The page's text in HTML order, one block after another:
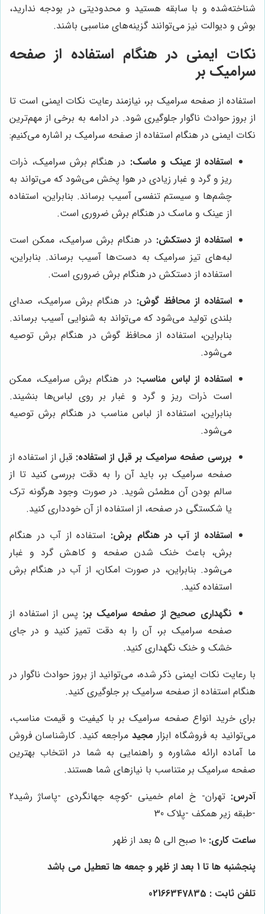
شناخته‌شده و با سابقه هستید و محدودیتی در بودجه ندارید،
بوش و دیوالت نیز می‌توانند گزینه‌های مناسبی باشند.
نکات ایمنی در هنگام استفاده از صفحه
سرامیک بر
استفاده از صفحه سرامیک بر، نیازمند رعایت نکات ایمنی است تا
از بروز حوادث ناگوار جلوگیری شود. در ادامه به برخی از مهم‌ترین
نکات ایمنی در هنگام استفاده از صفحه سرامیک بر اشاره می‌کنیم:
استفاده از عینک و ماسک: در هنگام برش سرامیک، ذرات
ریز و گرد و غبار زیادی در هوا پخش می‌شود که می‌تواند به
چشم‌ها و سیستم تنفسی آسیب برساند. بنابراین، استفاده
از عینک و ماسک در هنگام برش ضروری است.
استفاده از دستکش: در هنگام برش سرامیک، ممکن است
لبه‌های تیز سرامیک به دست‌ها آسیب برساند. بنابراین،
استفاده از دستکش در هنگام برش ضروری است.
استفاده از محافظ گوش: در هنگام برش سرامیک، صدای
بلندی تولید می‌شود که می‌تواند به شنوایی آسیب برساند.
بنابراین، استفاده از محافظ گوش در هنگام برش توصیه
می‌شود.
استفاده از لباس مناسب: در هنگام برش سرامیک، ممکن
است ذرات ریز و گرد و غبار بر روی لباس‌ها بنشیند.
بنابراین، استفاده از لباس مناسب در هنگام برش توصیه
می‌شود.
بررسی صفحه سرامیک بر قبل از استفاده: قبل از استفاده از
صفحه سرامیک بر، باید آن را به دقت بررسی کنید تا از
سالم بودن آن مطمئن شوید. در صورت وجود هرگونه ترک
یا شکستگی در صفحه، از استفاده از آن خودداری کنید.
استفاده از آب در هنگام برش: استفاده از آب در هنگام
برش، باعث خنک شدن صفحه و کاهش گرد و غبار
می‌شود. بنابراین، در صورت امکان، از آب در هنگام برش
استفاده کنید.
نگهداری صحیح از صفحه سرامیک بر: پس از استفاده از
صفحه سرامیک بر، آن را به دقت تمیز کنید و در جای
خشک و خنک نگهداری کنید.
با رعایت نکات ایمنی ذکر شده، می‌توانید از بروز حوادث ناگوار در
هنگام استفاده از صفحه سرامیک بر جلوگیری کنید.
برای خرید انواع صفحه سرامیک بر با کیفیت و قیمت مناسب،
می‌توانید به فروشگاه ابزار مجید مراجعه کنید. کارشناسان فروش
ما آماده ارائه مشاوره و راهنمایی به شما در انتخاب بهترین
صفحه سرامیک بر متناسب با نیازهای شما هستند.
آدرس:
تهران- خ امام خمینی -کوچه جهانگردی -پاساژ رشید2
-طبقه زیر همکف -پلاک 30
ساعت کاری:
پنجشنبه ها تا 1 بعد از ظهر و جمعه ها تعطیل می باشد
تلفن ثابت : 02166347835